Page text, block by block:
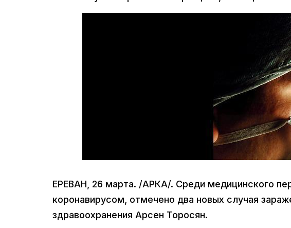
ЕРЕВАН, 26 марта. /АРКА/. Среди медицинского
коронавирусом, отмечено два новых случая
здравоохранения Арсен Торосян.